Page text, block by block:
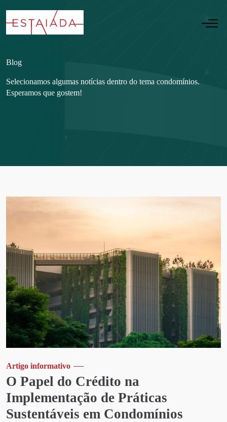
Blog
Selecionamos algumas notícias dentro do tema condomínios.
Esperamos que gostem!
Artigo informativo
O Papel do Crédito na
Implementação de Práticas
Sustentáveis em Condomínios